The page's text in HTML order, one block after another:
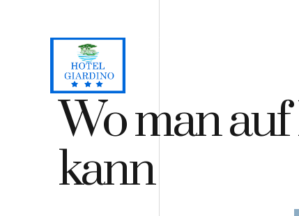
Wo man
kann